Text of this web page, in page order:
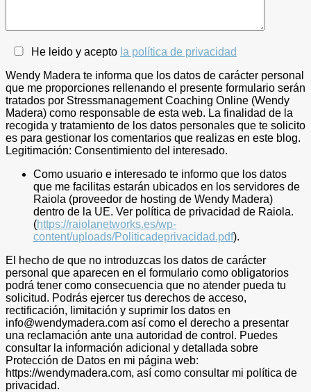
He leido y acepto la política de privacidad
Wendy Madera te informa que los datos de carácter personal
que me proporciones rellenando el presente formulario serán
tratados por Stressmanagement Coaching Online (Wendy
Madera) como responsable de esta web. La finalidad de la
recogida y tratamiento de los datos personales que te solicito
es para gestionar los comentarios que realizas en este blog.
Legitimación: Consentimiento del interesado.
Como usuario e interesado te informo que los datos
que me facilitas estarán ubicados en los servidores de
Raiola (proveedor de hosting de Wendy Madera)
dentro de la UE. Ver política de privacidad de Raiola.
(https://raiolanetworks.es/wp-
content/uploads/Politicadeprivacidad.pdf).
El hecho de que no introduzcas los datos de carácter
personal que aparecen en el formulario como obligatorios
podrá tener como consecuencia que no atender pueda tu
solicitud. Podrás ejercer tus derechos de acceso,
rectificación, limitación y suprimir los datos en
info@wendymadera.com así como el derecho a presentar
una reclamación ante una autoridad de control. Puedes
consultar la información adicional y detallada sobre
Protección de Datos en mi página web:
https://wendymadera.com, así como consultar mi política de
privacidad.